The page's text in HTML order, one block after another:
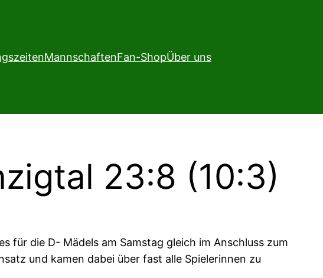
MannschaftenFan-ShopÜber uns
23:8 (10:3)
für die D- Mädels am Samstag gleich im Anschluss zum
und kamen dabei über fast alle Spielerinnen zu